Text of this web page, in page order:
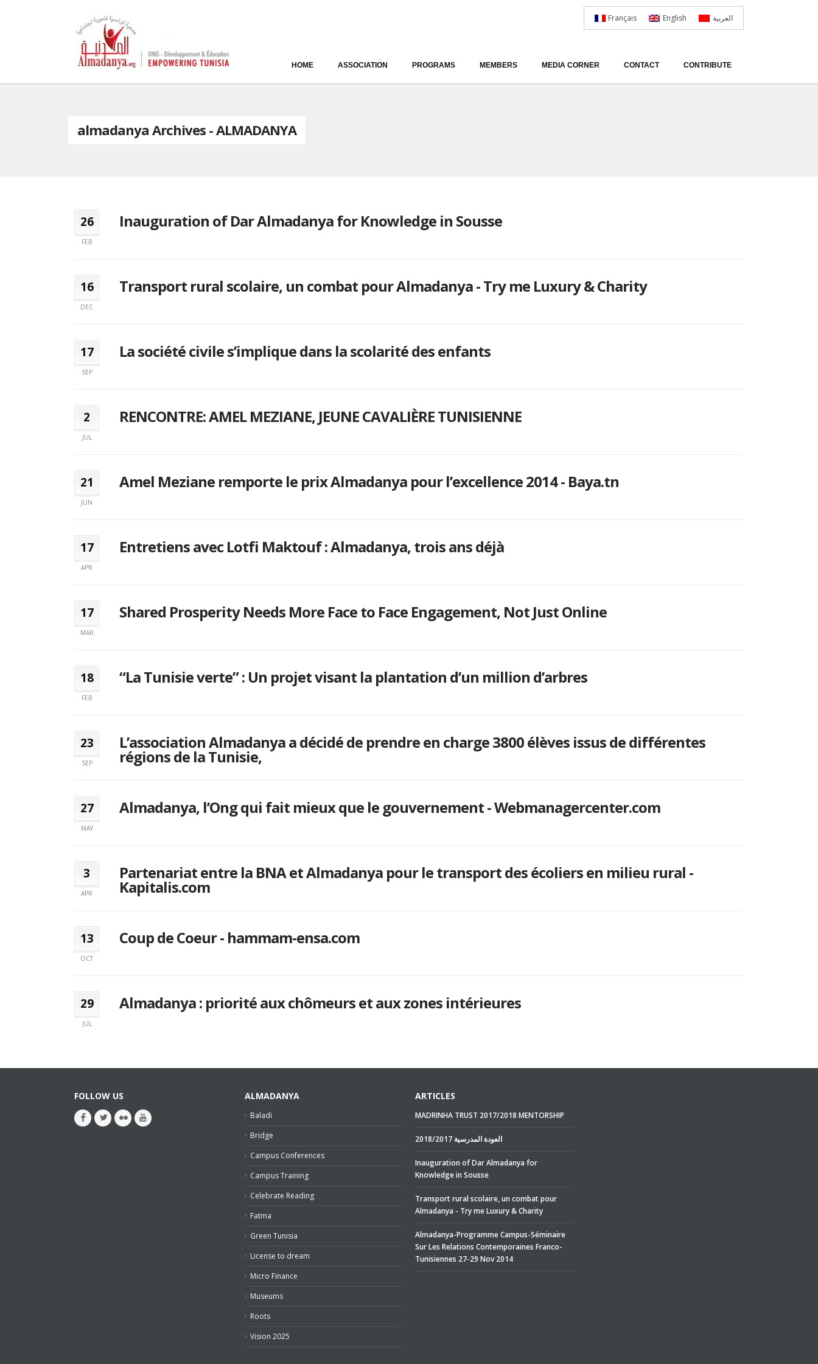
Français English العربية
HOME ASSOCIATION PROGRAMS MEMBERS MEDIA CORNER CONTACT CONTRIBUTE
almadanya Archives - ALMADANYA
26
FEB
Inauguration of Dar Almadanya for Knowledge in Sousse
16
DEC
Transport rural scolaire, un combat pour Almadanya - Try me Luxury & Charity
17
SEP
La société civile s’implique dans la scolarité des enfants
2
JUL
RENCONTRE: AMEL MEZIANE, JEUNE CAVALIÈRE TUNISIENNE
21
JUN
Amel Meziane remporte le prix Almadanya pour l’excellence 2014 - Baya.tn
17
APR
Entretiens avec Lotfi Maktouf : Almadanya, trois ans déjà
17
MAR
Shared Prosperity Needs More Face to Face Engagement, Not Just Online
18
FEB
“La Tunisie verte” : Un projet visant la plantation d’un million d’arbres
23
SEP
L’association Almadanya a décidé de prendre en charge 3800 élèves issus de différentes
régions de la Tunisie,
27
MAY
Almadanya, l’Ong qui fait mieux que le gouvernement - Webmanagercenter.com
3
APR
Partenariat entre la BNA et Almadanya pour le transport des écoliers en milieu rural -
Kapitalis.com
13
OCT
Coup de Coeur - hammam-ensa.com
29
JUL
Almadanya : priorité aux chômeurs et aux zones intérieures
FOLLOW US ALMADANYA
Baladi
Bridge
Campus Conferences
Campus Training
Celebrate Reading
Fatma
Green Tunisia
License to dream
Micro Finance
Museums
Roots
Vision 2025
ARTICLES
MADRINHA TRUST 2017/2018 MENTORSHIP
2018/2017 العودة المدرسية
Inauguration of Dar Almadanya for
Knowledge in Sousse
Transport rural scolaire, un combat pour
Almadanya - Try me Luxury & Charity
Almadanya-Programme Campus-Séminaire
Sur Les Relations Contemporaines Franco-
Tunisiennes 27-29 Nov 2014